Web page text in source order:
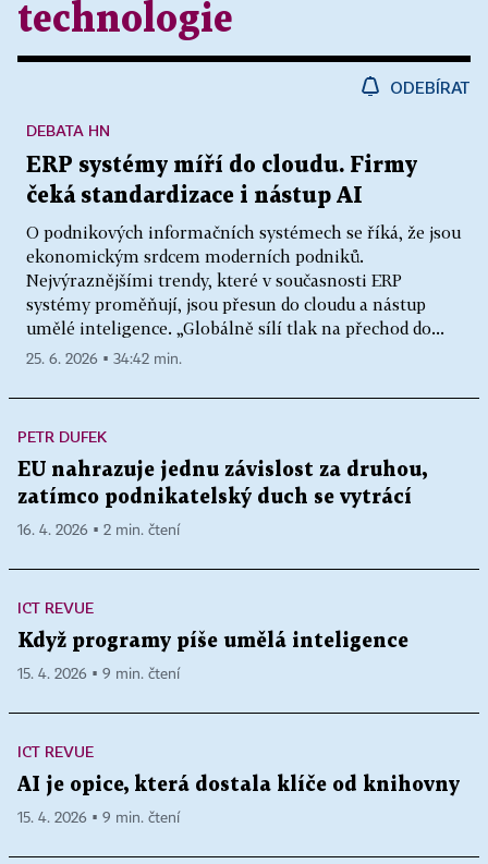
technologie
ODEBÍRAT
ERP systémy míří do cloudu. Firmy
čeká standardizace i nástup AI
O podnikových informačních systémech se říká, že jsou
ekonomickým srdcem moderních podniků.
Nejvýraznějšími trendy, které v současnosti ERP
systémy proměňují, jsou přesun do cloudu a nástup
umělé inteligence. „Globálně sílí tlak na přechod do...
DEBATA HN
25. 6. 2026 ▪ 34:42 min.
PETR DUFEK
EU nahrazuje jednu závislost za druhou,
zatímco podnikatelský duch se vytrácí
16. 4. 2026 ▪ 2 min. čtení
ICT REVUE
Když programy píše umělá inteligence
15. 4. 2026 ▪ 9 min. čtení
ICT REVUE
AI je opice, která dostala klíče od knihovny
15. 4. 2026 ▪ 9 min. čtení